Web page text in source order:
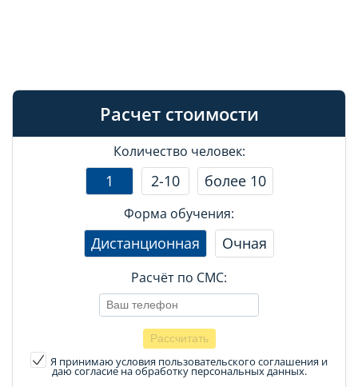
Расчет стоимости
Количество человек:
1 2-10 более 10
Форма обучения:
Дистанционная Очная
Расчёт по СМС:
Я принимаю условия пользовательского соглашения и
даю согласие на обработку персональных данных.